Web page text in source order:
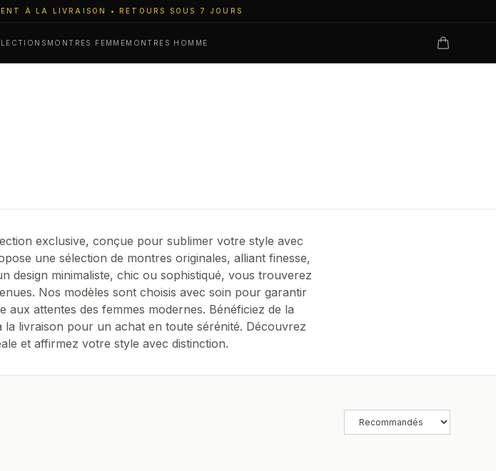
À LA LIVRAISON • RETOURS SOUS 7 JOURS
MONTRES FEMMEMONTRES HOMME
exclusive, conçue pour sublimer votre style avec
une sélection de montres originales, alliant finesse,
design minimaliste, chic ou sophistiqué, vous trouverez
Nos modèles sont choisis avec soin pour garantir
attentes des femmes modernes. Bénéficiez de la
livraison pour un achat en toute sérénité. Découvrez
et affirmez votre style avec distinction.